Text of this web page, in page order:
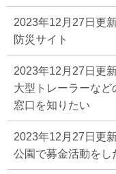
2023年12月27日更
防災サイト
2023年12月27日更
大型トレーラーな
窓口を知りたい
2023年12月27日更
公園で募金活動をし